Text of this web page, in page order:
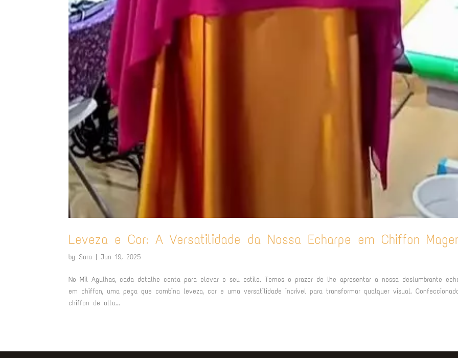
Leveza e Cor: A Versatilidade da Nossa Echarpe em Chiffon
bySara |Jun 19, 2025
No Mil Agulhas, cada detalhe conta para elevar o seu estilo. Temos o prazer de lhe apresentar a nossa deslumbrante
em chiffon, uma peça que combina leveza, cor e uma versatilidade incrível para transformar qualquer visual.
chiffon de alta...